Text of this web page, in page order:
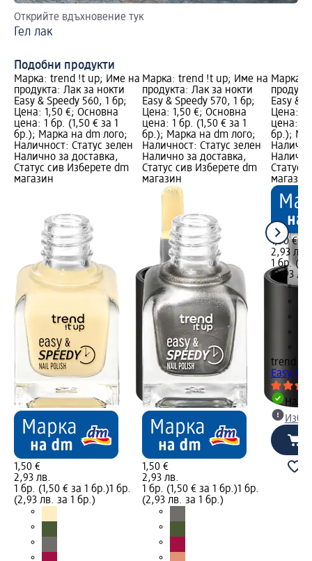
Открийте вдъхновение тук
Гел лак
Подобни продукти
Марка: trend !t up; Име на
продукта: Лак за нокти
Easy & Speedy 560, 1 бр;
Цена: 1,50 €; Основна
цена: 1 бр. (1,50 € за 1
бр.); Марка на dm лого;
Наличност: Статус зелен
Налично за доставка,
Статус сив Изберете dm
магазин
1,50 €
2,93 лв.
1 бр. (1,50 € за 1 бр.)1 бр.
(2,93 лв. за 1 бр.)
Марка: trend !t up; Име на
продукта: Лак за нокти
Easy & Speedy 570, 1 бр;
Цена: 1,50 €; Основна
цена: 1 бр. (1,50 € за 1
бр.); Марка на dm лого;
Наличност: Статус зелен
Налично за доставка,
Статус сив Изберете dm
магазин
1,50 €
2,93 лв.
1 бр. (1,50 € за 1 бр.)1 бр.
(2,93 лв. за 1 бр.)
Марка:
Easy &
Цена:
цена: 1
бр.);
Статус
магазин
1,50 €
2,93 лв.
1 бр.
(2,93
trend !t
Easy &